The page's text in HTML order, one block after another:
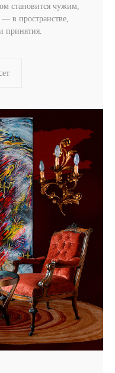
становится чужим,
— в пространстве,
принятия.